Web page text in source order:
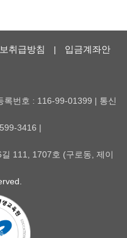
취급방침 |
입금계좌안
록번호 : 116-99-01399 | 통신
3416 |
111, 1707호 (구로동, 제이